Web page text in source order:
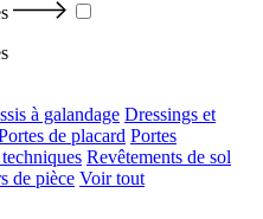
à galandage Dressings et
de placard Portes
Revêtements de sol
de pièce Voir tout